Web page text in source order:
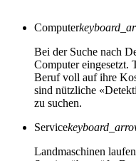
Computer
Bei der Suche nach
Computer eingesetzt.
Beruf voll auf ihre
sind nützliche
zu suchen.
Service
Landmaschinen